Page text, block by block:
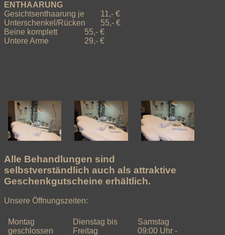
ENTHAARUNG
Gesichtsenthaarung je 	11,- €
Unterschenkel/Rücken  	55,- €
Beine komplett 		55,- €
Untere Arme			29,- €
Alle Behandlungen sind
selbstverständlich auch als attraktive
Geschenkgutscheine erhältlich.
Unsere Öffnungszeiten:
Montag
geschlossen
Dienstag bis
Freitag
Samstag
09:00 Uhr -